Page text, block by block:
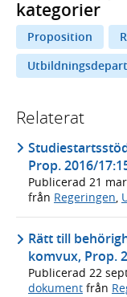
kategorier
Proposition
Relaterat
Prop. 2016/
Publicerad 21
från Regeringen
Rätt till
komvux, Prop.
Publicerad 22
dokument från